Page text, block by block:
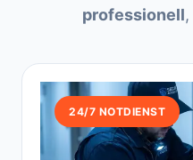
professionell,
24/7 NOTDIENST